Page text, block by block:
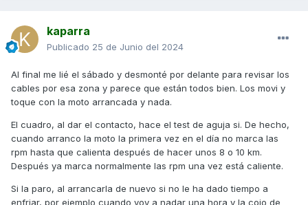
kaparra
Publicado 25 de Junio del 2024
Al final me lié el sábado y desmonté por delante para revisar los
cables por esa zona y parece que están todos bien. Los movi y
toque con la moto arrancada y nada.
El cuadro, al dar el contacto, hace el test de aguja si. De hecho,
cuando arranco la moto la primera vez en el día no marca las
rpm hasta que calienta después de hacer unos 8 o 10 km.
Después ya marca normalmente las rpm una vez está caliente.
Si la paro, al arrancarla de nuevo si no le ha dado tiempo a
enfriar, por ejemplo cuando voy a nadar una hora y la cojo de